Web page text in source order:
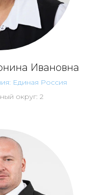
Ивановна
Единая Россия
округ: 2